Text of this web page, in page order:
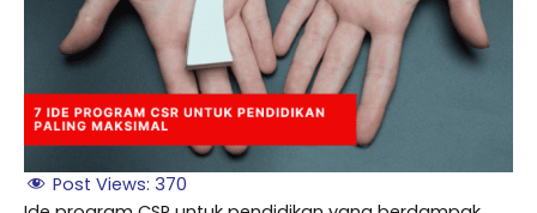
Post Views: 370